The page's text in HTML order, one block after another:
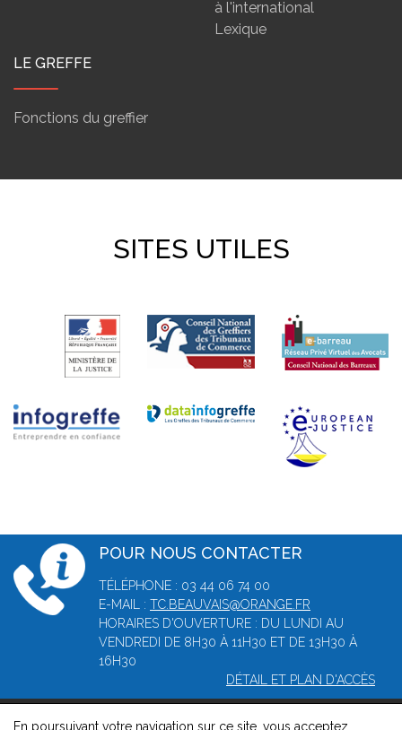
à l'international
Lexique
LE GREFFE
Fonctions du greffier
SITES UTILES
POUR NOUS CONTACTER
TÉLÉPHONE : 03 44 06 74 00
E-MAIL : TC.BEAUVAIS@ORANGE.FR
HORAIRES D'OUVERTURE : DU LUNDI AU
VENDREDI DE 8H30 À 11H30 ET DE 13H30 À
16H30
DÉTAIL ET PLAN D'ACCÈS
En poursuivant votre navigation sur ce site, vous acceptez